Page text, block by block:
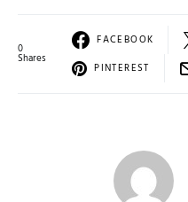
0
Shares
FACEBOOK
PINTEREST